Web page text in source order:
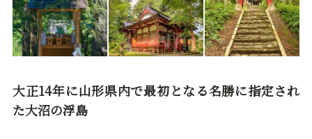
大正14年に山形県内で最初となる名勝に指定され
た大沼の浮島